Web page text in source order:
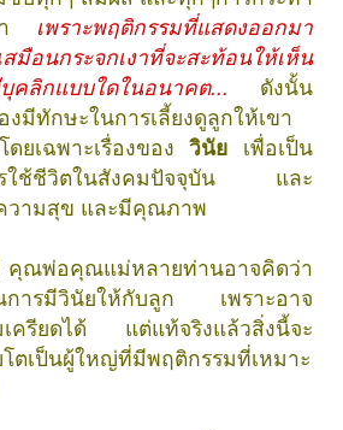
เพราะพฤติกรรมที่แสดงออกมา
มือนกระจกเงาที่จะสะท้อนให้เห็น
คลิกแบบใดในอนาคต... ดังนั้น
มีทักษะในการเลี้ยงดูลูกให้เขา
ยเฉพาะเรื่องของ วินัย เพื่อเป็น
รใช้ชีวิตในสังคมปัจจุบัน และ
วามสุข และมีคุณภาพ
พ่อคุณแม่หลายท่านอาจคิดว่า
นการมีวินัยให้กับลูก เพราะอาจ
เครียดได้ แต่แท้จริงแล้วสิ่งนี้จะ
ตเป็นผู้ใหญ่ที่มีพฤติกรรมที่เหมาะ